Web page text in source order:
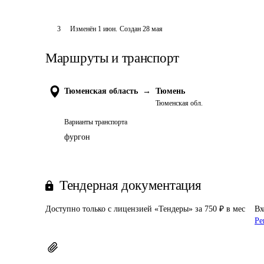
3 Изменён 1 июн. Создан 28 мая
Маршруты и транспорт
Тюменская область → Тюмень
Тюменская обл.
Варианты транспорта
фургон
Тендерная документация
Доступно только с лицензией «Тендеры» за 750 ₽ в мес